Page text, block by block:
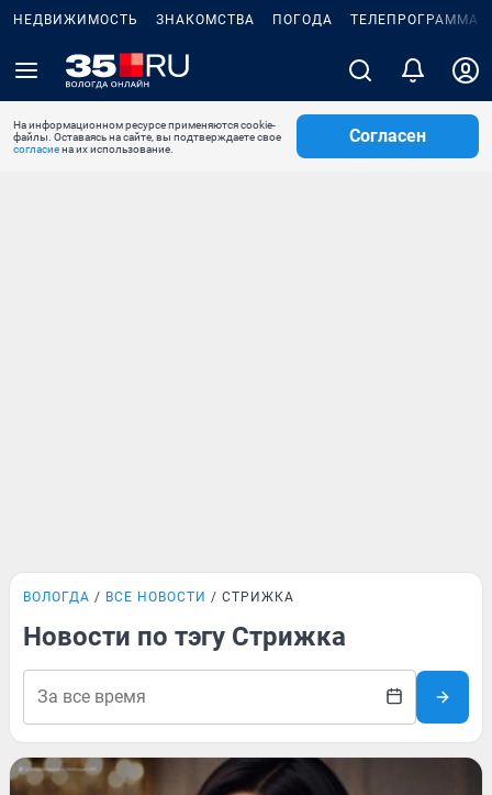
НЕДВИЖИМОСТЬ ЗНАКОМСТВА ПОГОДА ТЕЛЕПРОГРАММА
На информационном ресурсе применяются cookie-
файлы. Оставаясь на сайте, вы подтверждаете свое
согласиена их использование.
Согласен
ВОЛОГДА ВСЕ НОВОСТИ СТРИЖКА
Новости по тэгу Стрижка